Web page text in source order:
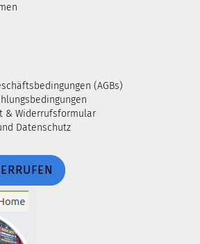
(AGBs)
& Widerrufsformular
Datenschutz